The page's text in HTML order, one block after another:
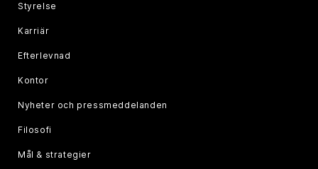
Styrelse
Karriär
Efterlevnad
Kontor
Nyheter och pressmeddelanden
Filosofi
Mål & strategier